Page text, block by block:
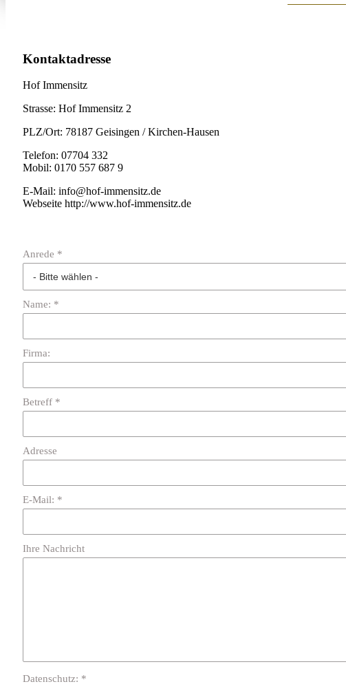
Kontaktadresse
Hof Immensitz
Strasse: Hof Immensitz 2
PLZ/Ort: 78187 Geisingen / Kirchen-Hausen
Telefon: 07704 332
Mobil: 0170 557 687 9
E-Mail: info@hof-immensitz.de
Webseite http://www.hof-immensitz.de
Anrede *
Name: *
Firma:
Betreff *
Adresse
E-Mail: *
Ihre Nachricht
Datenschutz: *